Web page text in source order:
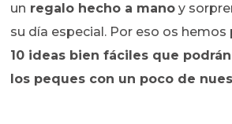
un regalo hecho a mano y
su día especial. Por eso os
10 ideas bien fáciles que
los peques con un poco de